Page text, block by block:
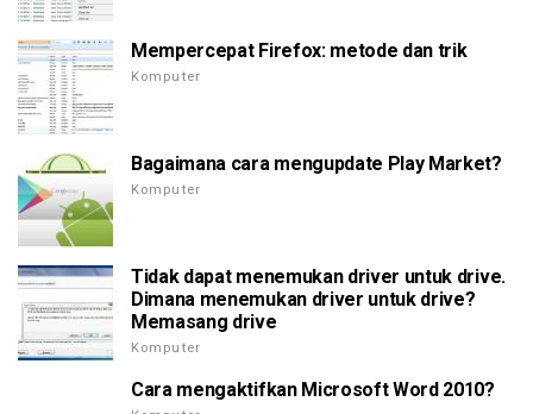
Mempercepat Firefox: metode dan trik
Komputer
Bagaimana cara mengupdate Play Market?
Komputer
Tidak dapat menemukan driver untuk drive.
Dimana menemukan driver untuk drive?
Memasang drive
Komputer
Cara mengaktifkan Microsoft Word 2010?